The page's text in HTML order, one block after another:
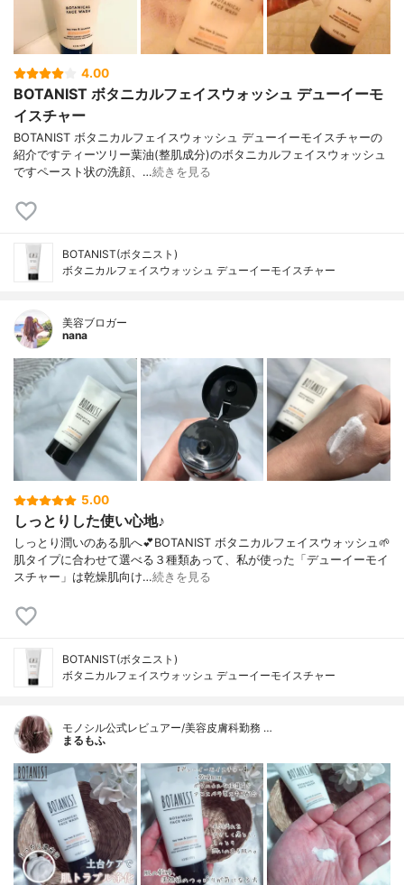
4.00
BOTANIST ボタニカルフェイスウォッシュ デューイーモ
イスチャー
BOTANIST ボタニカルフェイスウォッシュ デューイーモイスチャーの
紹介ですティーツリー葉油(整肌成分)のボタニカルフェイスウォッシュ
ですペースト状の洗顔、…続きを見る
BOTANIST(ボタニスト)
ボタニカルフェイスウォッシュ デューイーモイスチャー
美容ブロガー
nana
5.00
しっとりした使い心地♪
しっとり潤いのある肌へ💕BOTANIST ボタニカルフェイスウォッシュ🌱
肌タイプに合わせて選べる３種類あって、私が使った「デューイーモイ
スチャー」は乾燥肌向け…続きを見る
BOTANIST(ボタニスト)
ボタニカルフェイスウォッシュ デューイーモイスチャー
モノシル公式レビュアー/美容皮膚科勤務 …
まるもふ